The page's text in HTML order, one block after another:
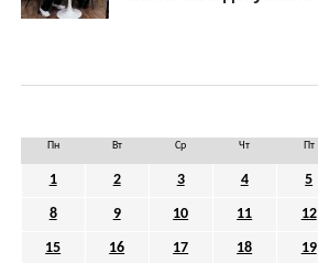
Пн Вт Ср Чт Пт
1 2 3 4 5
8 9 10 11 12
15 16 17 18 19